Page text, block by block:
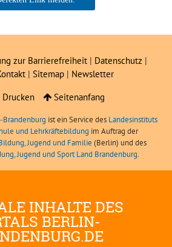
André Koch, LIBRA
zur Barrierefreiheit | Datenschutz |
| Sitemap| Newsletter
Drucken Seitenanfang
ist ein Service des Landesinstituts
und Lehrkräftebildung im Auftrag der
Jugend und Familie (Berlin) und des
Jugend und Sport Land Brandenburg.
INHALTE DES
BERLIN-